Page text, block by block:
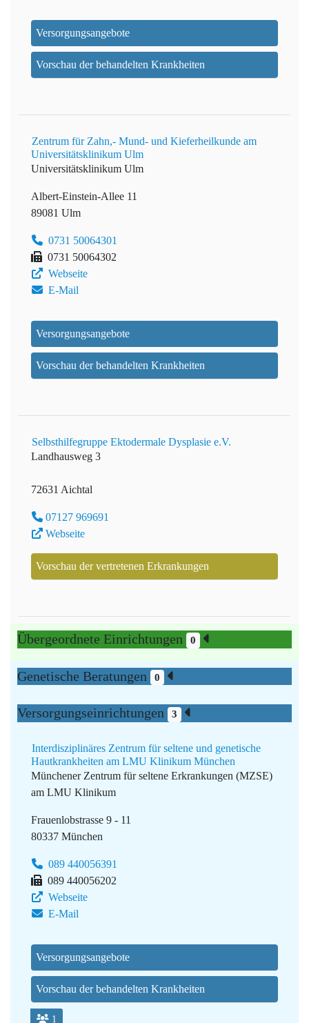
Versorgungsangebote
Vorschau der behandelten Krankheiten
Zentrum für Zahn,- Mund- und Kieferheilkunde am
Universitätsklinikum Ulm
Universitätsklinikum Ulm
Albert-Einstein-Allee 11
89081 Ulm
0731 50064301
0731 50064302
Webseite
E-Mail
Versorgungsangebote
Vorschau der behandelten Krankheiten
Selbsthilfegruppe Ektodermale Dysplasie e.V.
Landhausweg 3
72631 Aichtal
07127 969691
Webseite
Vorschau der vertretenen Erkrankungen
Übergeordnete Einrichtungen 0
Genetische Beratungen 0
Versorgungseinrichtungen 3
Interdisziplinäres Zentrum für seltene und genetische
Hautkrankheiten am LMU Klinikum München
Münchener Zentrum für seltene Erkrankungen (MZSE)
am LMU Klinikum
Frauenlobstrasse 9 - 11
80337 München
089 440056391
089 440056202
Webseite
E-Mail
Versorgungsangebote
Vorschau der behandelten Krankheiten
1